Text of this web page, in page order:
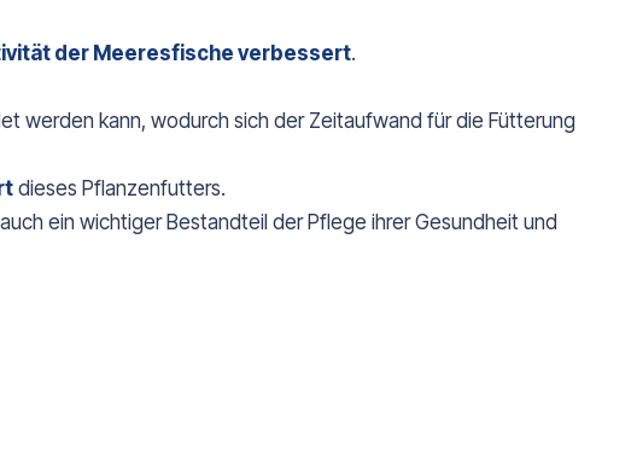
der Meeresfische verbessert.
werden kann, wodurch sich der Zeitaufwand für die Fütterung
dieses Pflanzenfutters.
ein wichtiger Bestandteil der Pflege ihrer Gesundheit und